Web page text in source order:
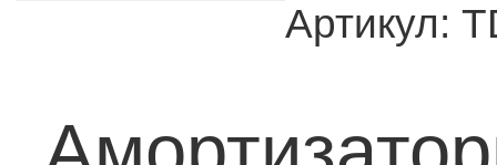
Артикул: